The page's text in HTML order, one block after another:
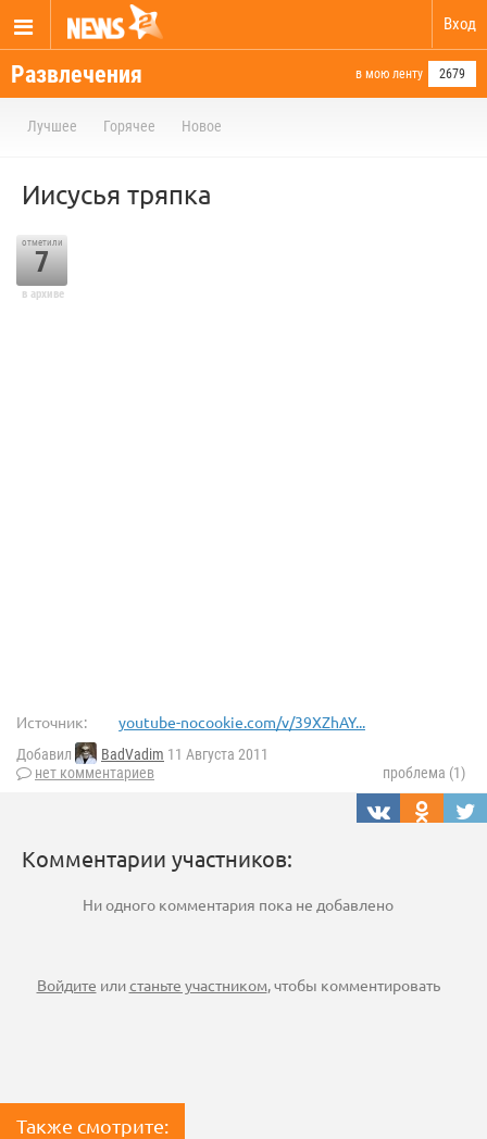
Вход
Развлечения в мою ленту 2679
Лучшее Горячее Новое
Иисусья тряпка
отметили
7
в архиве
Источник: youtube-nocookie.com/v/39XZhAY...
Добавил BadVadim 11 Августа 2011
нет комментариев
проблема (1)
Комментарии участников:
Ни одного комментария пока не добавлено
Войдите илистаньте участником, чтобы комментировать
Также смотрите: